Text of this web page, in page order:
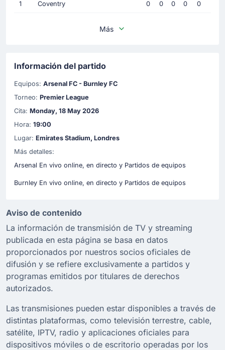
1 Coventry 0 0 0 0 0
Más
Información del partido
Equipos: Arsenal FC - Burnley FC
Torneo: Premier League
Cita: Monday, 18 May 2026
Hora: 19:00
Lugar: Emirates Stadium, Londres
Más detalles:
Arsenal En vivo online, en directo y Partidos de equipos
Burnley En vivo online, en directo y Partidos de equipos
Aviso de contenido
La información de transmisión de TV y streaming
publicada en esta página se basa en datos
proporcionados por nuestros socios oficiales de
difusión y se refiere exclusivamente a partidos y
programas emitidos por titulares de derechos
autorizados.
Las transmisiones pueden estar disponibles a través de
distintas plataformas, como televisión terrestre, cable,
satélite, IPTV, radio y aplicaciones oficiales para
dispositivos móviles o de escritorio operadas por los